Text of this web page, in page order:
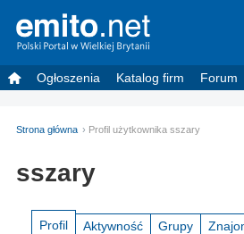
Ogłoszenia Katalog firm Forum
Strona główna Profil użytkownika sszary
sszary
Profil Aktywność Grupy